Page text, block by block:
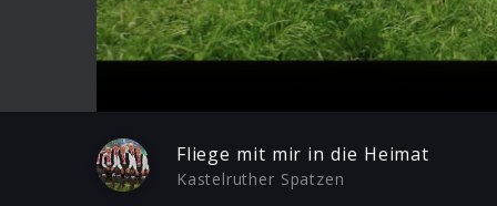
Play
Fliege mit mir in die Heimat
Kastelruther Spatzen